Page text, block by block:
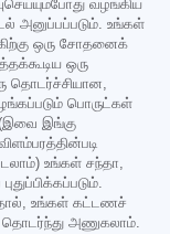
வழங்கிய
அனுப்பப்படும். உங்கள்
ஒரு சோதனைக்
ஒரு
தொடர்ச்சியான,
பொருட்கள்
(இவை இங்கு
உங்கள் சந்தா,
உங்கள் கட்டணச்
தொடர்ந்து அணுகலாம்.